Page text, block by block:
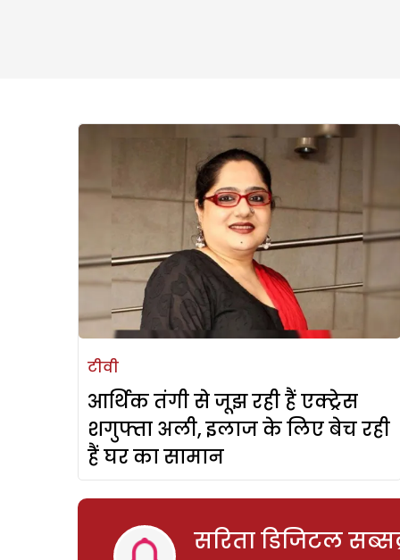
टीवी
आर्थिक तंगी से जूझ रही हैं एक्ट्रेस
शगुफ्ता अली, इलाज के लिए बेच रही
हैं घर का सामान
सरिता डिजिटल